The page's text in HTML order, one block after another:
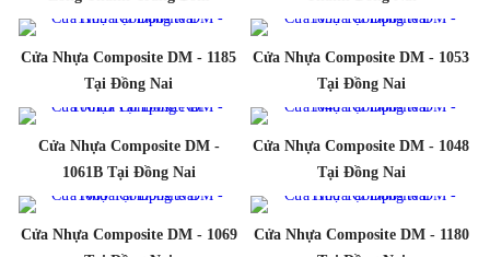
Cửa Nhựa Composite DM - 1185
Tại Đồng Nai
Cửa Nhựa Composite DM - 1053
Tại Đồng Nai
Cửa Nhựa Composite DM -
1061B Tại Đồng Nai
Cửa Nhựa Composite DM - 1048
Tại Đồng Nai
Cửa Nhựa Composite DM - 1069
Cửa Nhựa Composite DM - 1180